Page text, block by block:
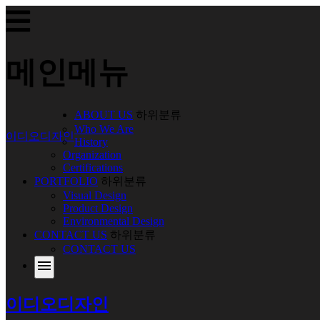
메인메뉴
이디오디자인
ABOUT US 하위분류
Who We Are
History
Organization
Certifications
PORTFOLIO 하위분류
Visual Design
Product Design
Environmental Design
CONTACT US 하위분류
CONTACT US
menu
이디오디자인